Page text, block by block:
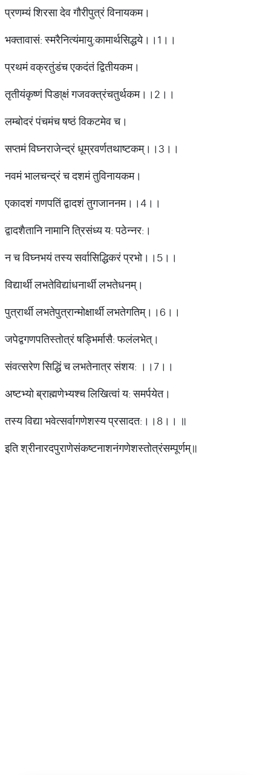
प्रणम्यं शिरसा देव गौरीपुत्रं विनायकम।
भक्तावासं: स्मरैनित्यंमायु:कामार्थसिद्धये।।1।।
प्रथमं वक्रतुंडंच एकदंतं द्वितीयकम।
तृतीयंकृष्णं पिङा्क्षं गजवक्त्रंचतुर्थकम।।2।।
लम्बोदरं पंचमंच षष्ठं विकटमेव च।
सप्तमं विघ्नराजेन्द्रं धूम्रवर्णतथाष्टकम्।।3।।
नवमं भालचन्द्रं च दशमं तुविनायकम।
एकादशं गणपतिं द्वादशं तुगजाननम।।4।।
द्वादशैतानि नामानि त्रिसंध्य य: पठेन्नर:।
न च विघ्नभयं तस्य सर्वासिद्धिकरं प्रभो।।5।।
विद्यार्थी लभतेविद्यांधनार्थी लभतेधनम्।
पुत्रार्थी लभतेपुत्रान्मोक्षार्थी लभतेगतिम्।।6।।
जपेद्वगणपतिस्तोत्रं षड्भिर्मासै: फलंलभेत्।
संवत्सरेण सिद्धिं च लभतेनात्र संशय: ।।7।।
अष्टभ्यो ब्राह्मणेभ्यश्च लिखित्वां य: समर्पयेत।
तस्य विद्या भवेत्सर्वागणेशस्य प्रसादत:।।8।। ॥
इति श्रीनारदपुराणेसंकष्टनाशनंगणेशस्तोत्रंसम्पूर्णम्॥